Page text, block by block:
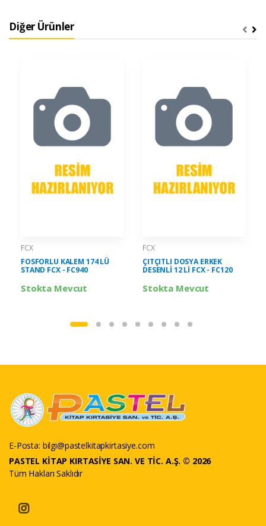
Diğer Ürünler
FCX
FOSFORLU KALEM 174 LÜ
STAND FCX - FC940
Stokta Mevcut
FCX
ÇITÇITLI DOSYA ERKEK
DESENLİ 12 Lİ FCX - FC120
Stokta Mevcut
E-Posta: bilgi@pastelkitapkirtasiye.com
PASTEL KİTAP KIRTASİYE SAN. VE TİC. A.Ş. © 2026
Tüm Hakları Saklıdır